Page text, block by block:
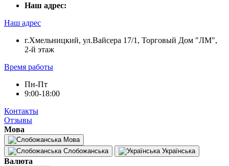
Наш адрес:
Наш адрес
г.Хмельницкий, ул.Вайсера 17/1, Торговый Дом "ЛМ",
2-й этаж
Время работы
Пн-Пт
9:00-18:00
Контакты
Отзывы
Мова
Мова
Слобожанська
Українська
Валюта